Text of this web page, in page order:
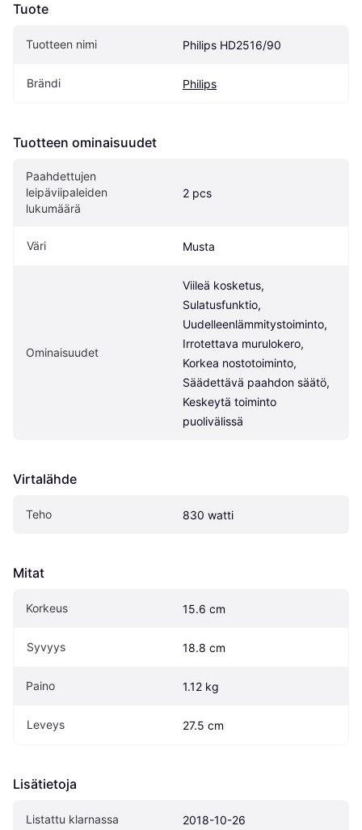
Tuote
Tuotteen nimi Philips HD2516/90
Brändi Philips
Tuotteen ominaisuudet
Paahdettujen
leipäviipaleiden
lukumäärä
2 pcs
Väri Musta
Ominaisuudet
Viileä kosketus,
Sulatusfunktio,
Uudelleenlämmitystoiminto,
Irrotettava murulokero,
Korkea nostotoiminto,
Säädettävä paahdon säätö,
Keskeytä toiminto
puolivälissä
Virtalähde
Teho 830 watti
Mitat
Korkeus 15.6 cm
Syvyys 18.8 cm
Paino 1.12 kg
Leveys 27.5 cm
Lisätietoja
Listattu klarnassa 2018-10-26